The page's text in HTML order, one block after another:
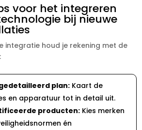
voor het integreren
bij nieuwe
integratie houd je rekening met de
plan: Kaart de
en apparatuur tot in detail uit.​
producten: Kies merken
én